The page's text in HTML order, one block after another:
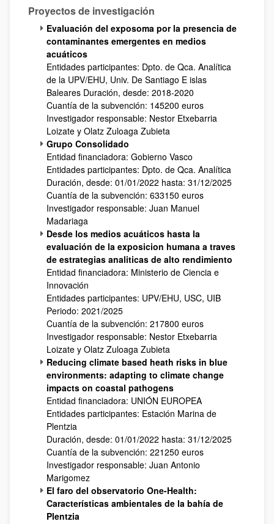
Proyectos de investigación
Evaluación del exposoma por la presencia de
contaminantes emergentes en medios
acuáticos
Entidades participantes: Dpto. de Qca. Analítica
de la UPV/EHU, Univ. De Santiago E islas
Baleares Duración, desde: 2018-2020
Cuantía de la subvención: 145200 euros
Investigador responsable: Nestor Etxebarria
Loizate y Olatz Zuloaga Zubieta
Grupo Consolidado
Entidad financiadora: Gobierno Vasco
Entidades participantes: Dpto. de Qca. Analítica
Duración, desde: 01/01/2022 hasta: 31/12/2025
Cuantía de la subvención: 633150 euros
Investigador responsable: Juan Manuel
Madariaga
Desde los medios acuáticos hasta la
evaluación de la exposicion humana a traves
de estrategias analiticas de alto rendimiento
Entidad financiadora: Ministerio de Ciencia e
Innovación
Entidades participantes: UPV/EHU, USC, UIB
Periodo: 2021/2025
Cuantía de la subvención: 217800 euros
Investigador responsable: Nestor Etxebarria
Loizate y Olatz Zuloaga Zubieta
Reducing climate based heath risks in blue
environments: adapting to climate change
impacts on coastal pathogens
Entidad financiadora: UNIÓN EUROPEA
Entidades participantes: Estación Marina de
Plentzia
Duración, desde: 01/01/2022 hasta: 31/12/2025
Cuantía de la subvención: 221250 euros
Investigador responsable: Juan Antonio
Marigomez
El faro del observatorio One-Health:
Características ambientales de la bahía de
Plentzia